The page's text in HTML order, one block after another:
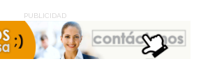
PUBLICIDAD